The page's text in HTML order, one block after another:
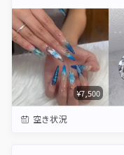
¥7,500
空き状況